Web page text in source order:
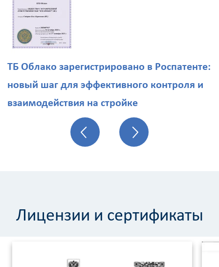
ТБ Облако зарегистрировано в Роспатенте:
новый шаг для эффективного контроля и
взаимодействия на стройке
Лицензии и сертификаты